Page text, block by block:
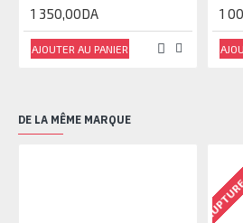
1 350,00DA
AJOUTER AU PANIER
1
DE LA MÊME MARQUE